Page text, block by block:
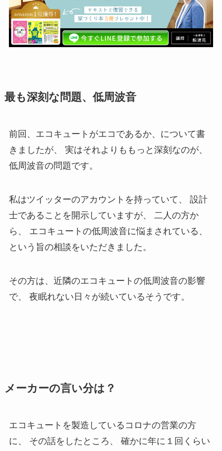
最も深刻な問題、低周波音
前回、エコキュートがエコであるか、について書
きましたが、 実はそれよりももっと深刻なのが、
低周波音の問題です。
私はツイッターのアカウントを持っていて、 設計
士であることを開示していますが、 二人の方か
ら、 エコキュートの低周波音に悩まされている、
という旨の相談をいただきました。
その方は、近隣のエコキュートの低周波音の影響
で、 夜眠れない日々が続いているそうです。
メーカーの言い分は？
エコキュートを製造しているコロナの営業の方
に、 その話をしたところ、 確かに年に１回くらい